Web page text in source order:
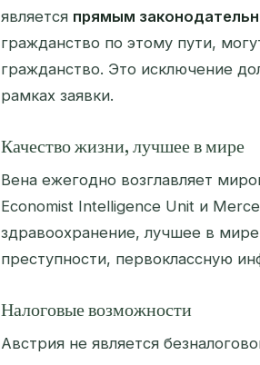
является прямым
гражданство по этому пути,
гражданство. Это исключение
рамках заявки.
Качество жизни, лучшее в мире
Вена ежегодно возглавляет
Economist Intelligence Unit и
здравоохранение, лучшее в
преступности, первоклассную
Налоговые возможности
Австрия не является